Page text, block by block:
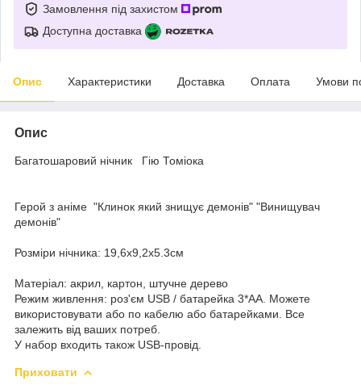
Замовлення під захистом
Доступна доставка
Опис Характеристики Доставка Оплата Умови
Опис
Багатошаровий нічник Гію Томіока
Герой з аніме "Клинок який знищує демонів" "Винищувач
демонів"
Розміри нічника: 19,6х9,2х5.3см
Матеріал: акрил, картон, штучне дерево
Режим живлення: роз'єм USB / батарейка 3*AA. Можете
використовувати або по кабелю або батарейками. Все
залежить від ваших потреб.
У набор входить також USB-провід.
Приховати